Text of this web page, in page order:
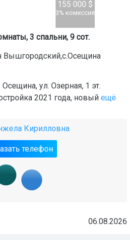
155 000 $
3% комиссия
3 спальни, 9 сот.
Вышгородский,с.Осещина
ул. Озерная, 1 эт.
2021 года, новый ещё
Кирилловна
телефон
06.08.2026